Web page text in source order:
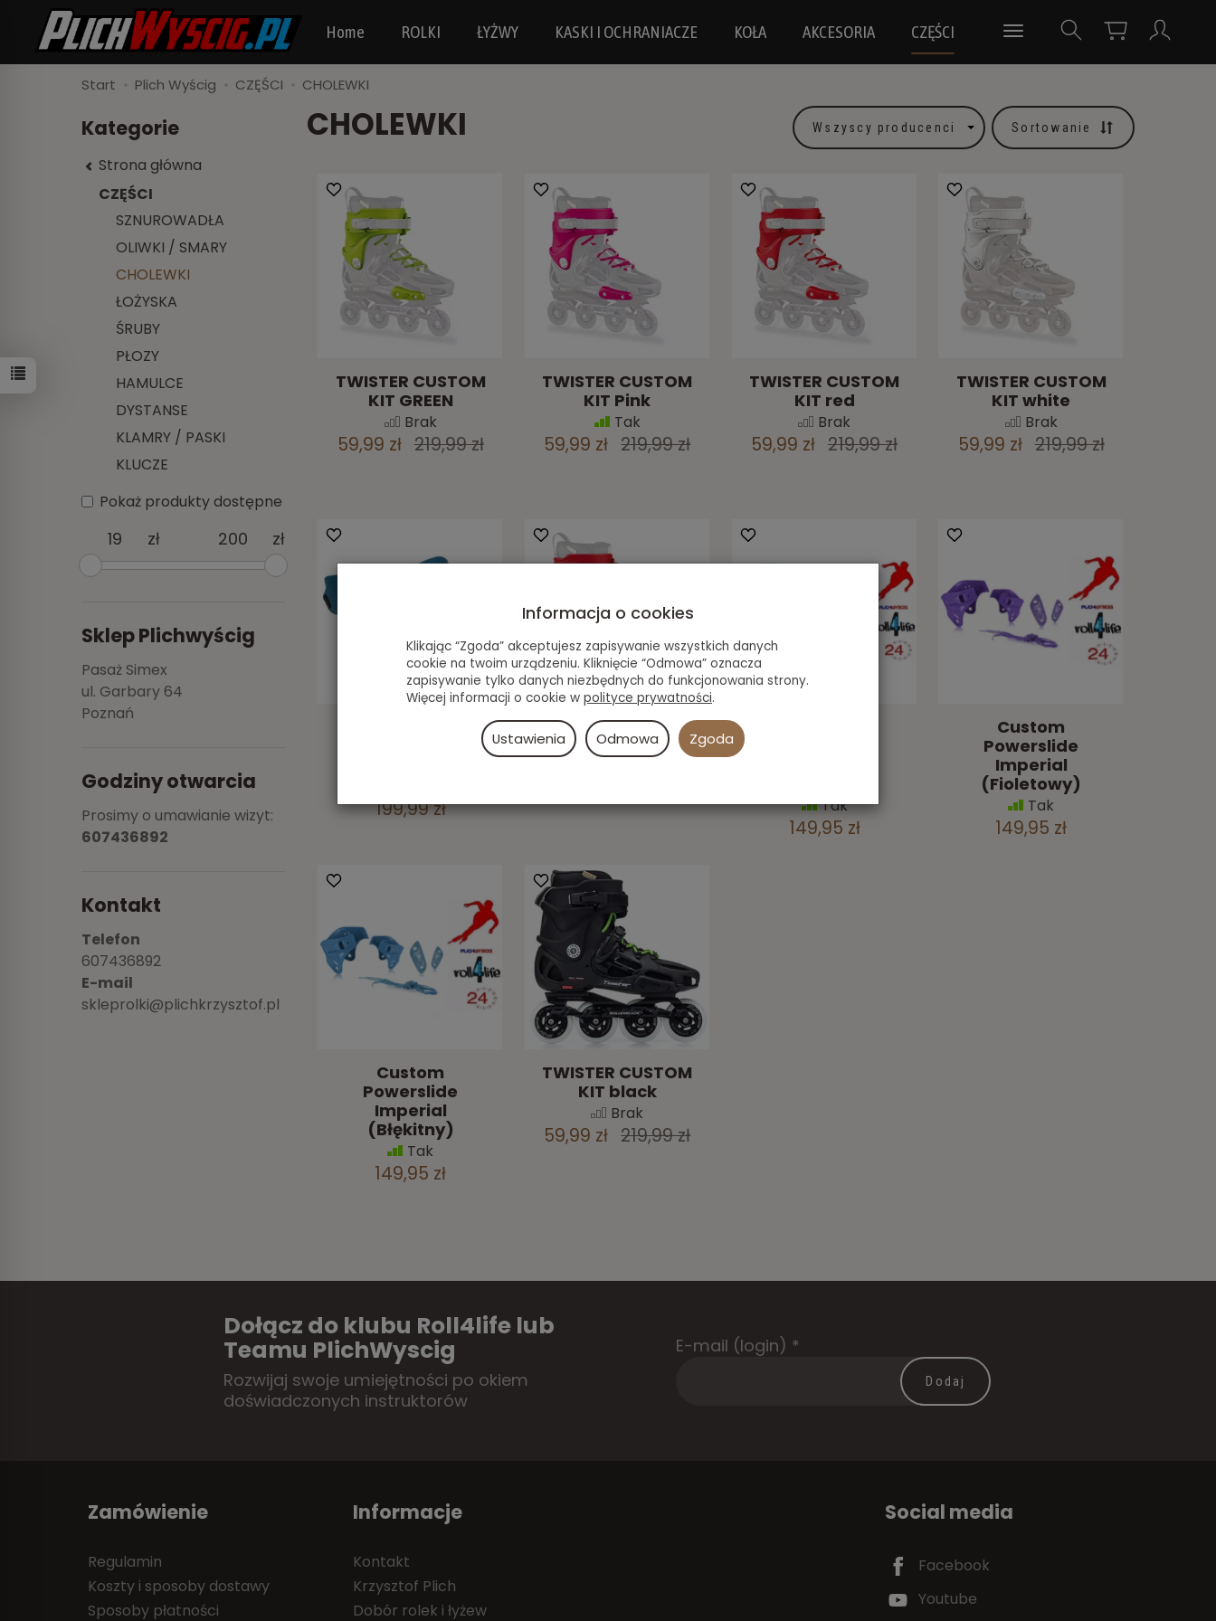
Home ROLKI ŁYŻWY KASKI I OCHRANIACZE KOŁA AKCESORIA CZĘŚCI
Start Plich Wyścig CZĘŚCI CHOLEWKI
CHOLEWKI Sortowanie
TWISTER CUSTOM
KIT GREEN
Brak
59,99 zł 219,99 zł
TWISTER CUSTOM
KIT Pink
Tak
59,99 zł 219,99 zł
TWISTER CUSTOM
KIT red
Brak
59,99 zł 219,99 zł
TWISTER CUSTOM
KIT white
Brak
59,99 zł 219,99 zł
custom kit Petrol
199,99 zł
Cuff Rollerblade
Twister
Tak
149,95 zł
Custom
Powerslide
Imperial
(Fioletowy)
Tak
149,95 zł
Custom
Powerslide
Imperial
(Błękitny)
Tak
149,95 zł
TWISTER CUSTOM
KIT black
Brak
59,99 zł 219,99 zł
Kategorie
Strona główna
CZĘŚCI
SZNUROWADŁA
OLIWKI / SMARY
CHOLEWKI
ŁOŻYSKA
ŚRUBY
PŁOZY
HAMULCE
DYSTANSE
KLAMRY / PASKI
KLUCZE
Pokaż produkty dostępne
zł zł
Sklep Plichwyścig
Pasaż Simex
ul. Garbary 64
Poznań
Godziny otwarcia
Prosimy o umawianie wizyt:
607436892
Kontakt
Telefon
607436892
E-mail
skleprolki@plichkrzysztof.pl
Dołącz do klubu Roll4life lub
Teamu PlichWyscig
Rozwijaj swoje umiejętności po okiem
doświadczonych instruktorów
E-mail (login) *
Zamówienie
Regulamin
Koszty i sposoby dostawy
Sposoby płatności
Informacje
Kontakt
Krzysztof Plich
Dobór rolek i łyżew
Social media
Facebook
Youtube
Informacja o cookies
Klikając “Zgoda” akceptujesz zapisywanie wszystkich danych
cookie na twoim urządzeniu. Kliknięcie “Odmowa” oznacza
zapisywanie tylko danych niezbędnych do funkcjonowania strony.
Więcej informacji o cookie w polityce prywatności.
Ustawienia Odmowa Zgoda